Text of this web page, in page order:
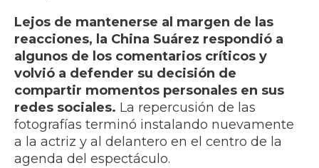
Lejos de mantenerse al margen de las
reacciones, la China Suárez respondió a
algunos de los comentarios críticos y
volvió a defender su decisión de
compartir momentos personales en sus
redes sociales. La repercusión de las
fotografías terminó instalando nuevamente
a la actriz y al delantero en el centro de la
agenda del espectáculo.